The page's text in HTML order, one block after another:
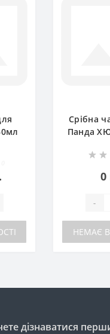
Срібна
Панда
0
-
НЕМАЄ
дізнаватися